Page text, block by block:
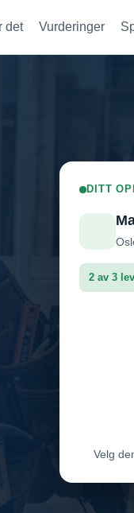
det Vurderinger
DITT
2 av 3
Velg